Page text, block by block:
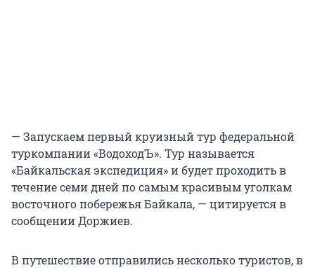
— Запускаем первый круизный тур федеральной
туркомпании «ВодоходЪ». Тур называется
«Байкальская экспедиция» и будет проходить в
течение семи дней по самым красивым уголкам
восточного побережья Байкала, — цитируется в
сообщении Доржиев.
В путешествие отправились несколько туристов, в